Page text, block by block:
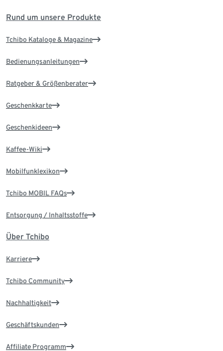
Rund um unsere Produkte
Tchibo Kataloge & Magazine
Bedienungsanleitungen
Ratgeber & Größenberater
Geschenkkarte
Geschenkideen
Kaffee-Wiki
Mobilfunklexikon
Tchibo MOBIL FAQs
Entsorgung / Inhaltsstoffe
Über Tchibo
Karriere
Tchibo Community
Nachhaltigkeit
Geschäftskunden
Affiliate Programm